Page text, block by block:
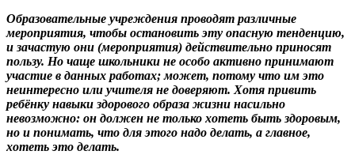
Образовательные учреждения проводят различные
мероприятия, чтобы остановить эту опасную тенденцию,
и зачастую они (мероприятия) действительно приносят
пользу. Но чаще школьники не особо активно принимают
участие в данных работах; может, потому что им это
неинтересно или учителя не доверяют. Хотя привить
ребёнку навыки здорового образа жизни насильно
невозможно: он должен не только хотеть быть здоровым,
но и понимать, что для этого надо делать, а главное,
хотеть это делать.